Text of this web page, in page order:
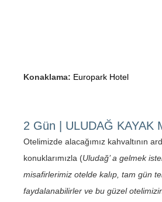
Konaklama: Europark Hotel
2 Gün | ULUDAĞ KAYAK
Otelimizde alacağımız kahvaltının
konuklarımızla (Uludağ’ a gelmek
misafirlerimiz otelde kalıp, tam gün
faydalanabilirler ve bu güzel